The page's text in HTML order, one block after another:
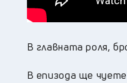
В главната роля,
В епизода ще